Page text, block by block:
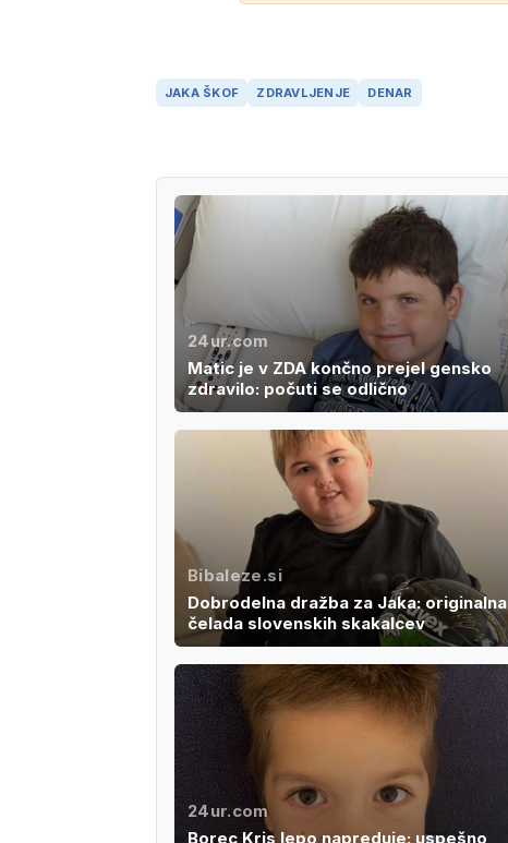
JAKA ŠKOF ZDRAVLJENJE DENAR
24ur.com
Matic je v ZDA končno prejel gensko
zdravilo: počuti se odlično
Bibaleze.si
Dobrodelna dražba za Jaka: originalna
čelada slovenskih skakalcev
24ur.com
Borec Kris lepo napreduje: uspešno